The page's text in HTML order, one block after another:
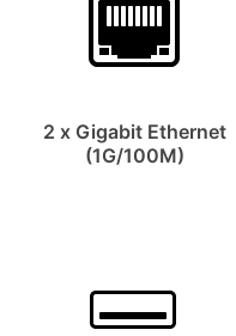
2 x Gigabit Ethernet
(1G/100M)